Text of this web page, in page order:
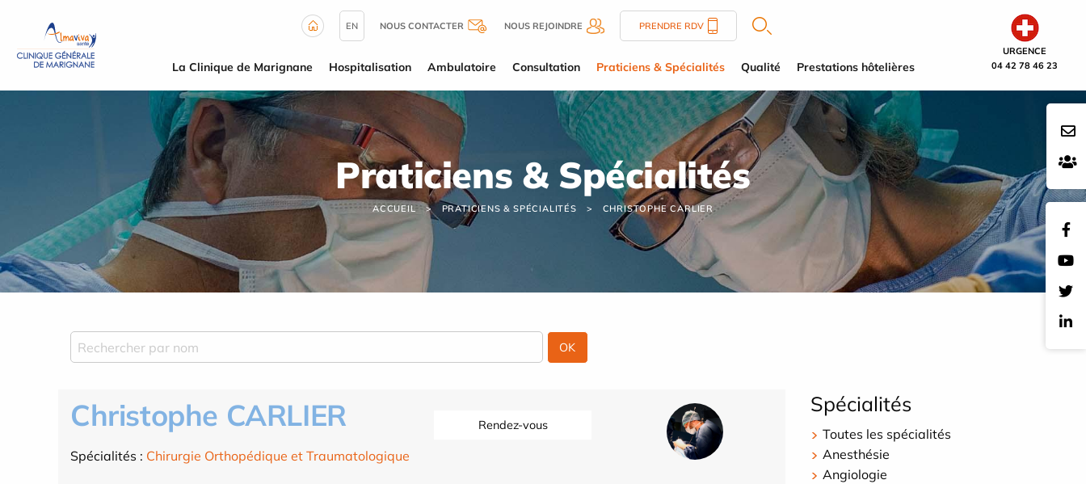
URGENCE
04 42 78 46 23
EN NOUS CONTACTER NOUS REJOINDRE PRENDRE RDV
La Clinique de Marignane Hospitalisation Ambulatoire Consultation Praticiens & Spécialités Qualité Prestations hôtelières
Praticiens & Spécialités
ACCUEIL PRATICIENS & SPÉCIALITÉS CHRISTOPHE CARLIER
Christophe CARLIER
Spécialités : Chirurgie Orthopédique et Traumatologique
Rendez-vous
Spécialités
Toutes les spécialités
Anesthésie
Angiologie